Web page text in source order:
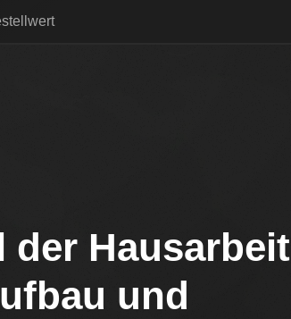
der Hausarbeit
und